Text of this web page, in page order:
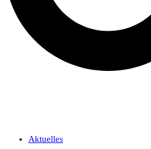
Aktuelles